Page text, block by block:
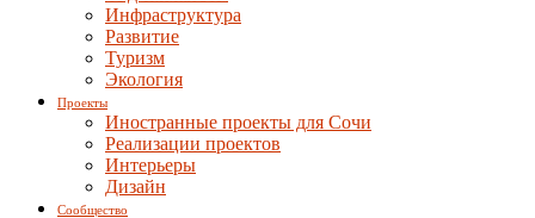
Инфраструктура
Развитие
Туризм
Экология
Проекты
Иностранные проекты для Сочи
Реализации проектов
Интерьеры
Дизайн
Сообщество